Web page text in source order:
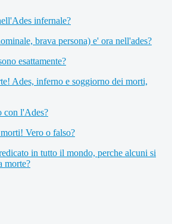
infernale?
brava persona) e' ora nell'ades?
esattamente?
Ades, inferno e soggiorno dei morti,
con l'Ades?
Vero o falso?
in tutto il mondo, perche alcuni si
morte?